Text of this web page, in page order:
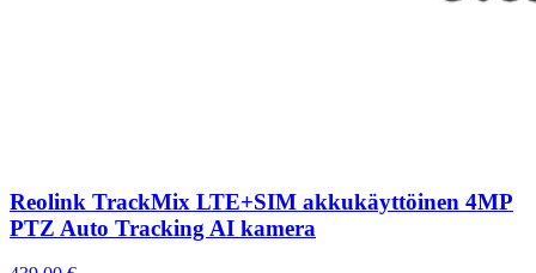
Reolink TrackMix LTE+SIM akkukäyttöinen 4MP
PTZ Auto Tracking AI kamera